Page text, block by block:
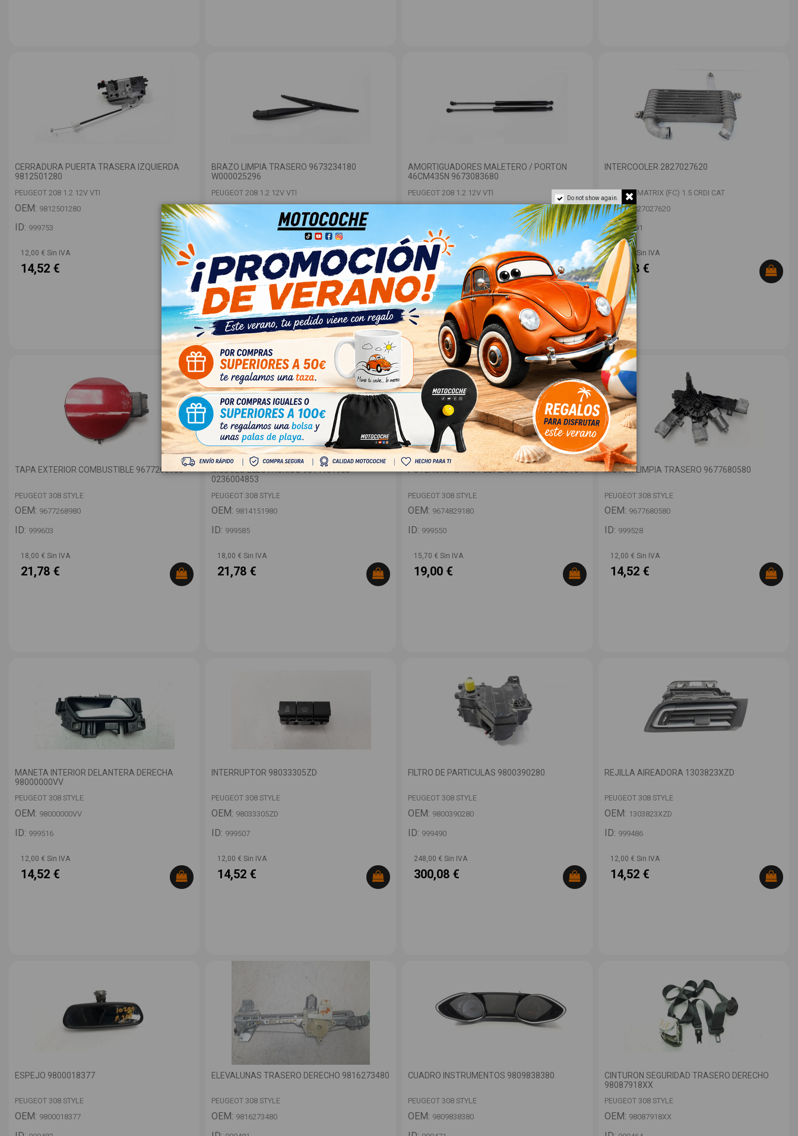
CERRADURA PUERTA TRASERA IZQUIERDA
9812501280
PEUGEOT 208 1.2 12V VTI
OEM: 9812501280
ID: 999753
12,00 € Sin IVA
14,52 €
BRAZO LIMPIA TRASERO 9673234180
W000025296
PEUGEOT 208 1.2 12V VTI
OEM:
ID: 999734
12,00 € Sin IVA
14,52 €
AMORTIGUADORES MALETERO / PORTON
46CM435N 9673083680
PEUGEOT 208 1.2 12V VTI
OEM:
999717
18,00 € Sin IVA
21,78 €
INTERCOOLER 2827027620
HYUNDAI MATRIX (FC) 1.5 CRDI CAT
OEM:2827027620
ID:999691
18,00 € Sin IVA
21,78 €
TAPA EXTERIOR COMBUSTIBLE 9677268980
PEUGEOT 308 STYLE
OEM: 9677268980
ID: 999603
18,00 € Sin IVA
21,78 €
MODULO ELECTRONICO 9814151980
0236004853
PEUGEOT 308 STYLE
OEM: 9814151980
ID: 999585
18,00 € Sin IVA
21,78 €
POTENCIOMETRO PEDAL 9674829180 86ET34
PEUGEOT 308 STYLE
OEM: 9674829180
ID: 999550
15,70 € Sin IVA
19,00 €
MOTOR LIMPIA TRASERO 9677680580
PEUGEOT 308 STYLE
OEM: 9677680580
ID: 999528
12,00 € Sin IVA
14,52 €
MANETA INTERIOR DELANTERA DERECHA
98000000VV
PEUGEOT 308 STYLE
OEM: 98000000VV
ID: 999516
12,00 € Sin IVA
14,52 €
INTERRUPTOR 98033305ZD
PEUGEOT 308 STYLE
OEM: 98033305ZD
ID: 999507
12,00 € Sin IVA
14,52 €
FILTRO DE PARTICULAS 9800390280
PEUGEOT 308 STYLE
OEM: 9800390280
ID: 999490
248,00 € Sin IVA
300,08 €
REJILLA AIREADORA 1303823XZD
PEUGEOT 308 STYLE
OEM: 1303823XZD
ID: 999486
12,00 € Sin IVA
14,52 €
ESPEJO 9800018377
PEUGEOT 308 STYLE
OEM: 9800018377
ELEVALUNAS TRASERO DERECHO 9816273480
PEUGEOT 308 STYLE
OEM: 9816273480
CUADRO INSTRUMENTOS 9809838380
PEUGEOT 308 STYLE
OEM: 9809838380
CINTURON SEGURIDAD TRASERO DERECHO
98087918XX
PEUGEOT 308 STYLE
OEM: 98087918XX
Do not show again.